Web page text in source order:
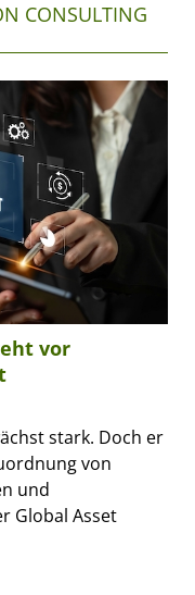
CONSULTING
vor
stark. Doch er
von
und
Global Asset